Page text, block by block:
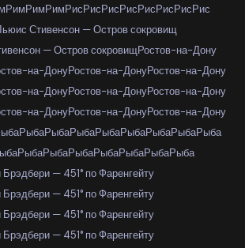
РимРимРимРисРисРисРисРисРисРисРис
Стивенсон — Остров сокровищ
— Остров сокровищРостов-на-Дону
на-ДонуРостов-на-ДонуРостов-на-Дону
на-ДонуРостов-на-ДонуРостов-на-Дону
на-ДонуРостов-на-ДонуРостов-на-Дону
РыбаРыбаРыбаРыбаРыбаРыбаРыбаРыба
РыбаРыбаРыбаРыбаРыбаРыбаРыба
Брэдбери — 451° по Фаренгейту
Брэдбери — 451° по Фаренгейту
Брэдбери — 451° по Фаренгейту
Брэдбери — 451° по Фаренгейту